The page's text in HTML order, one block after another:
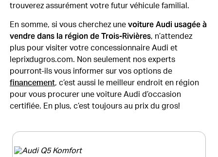
trouverez assurément votre futur véhicule familial.
En somme, si vous cherchez une voiture Audi usagée à
vendre dans la région de Trois-Rivières, n’attendez
plus pour visiter votre concessionnaire Audi et
leprixdugros.com. Non seulement nos experts
pourront-ils vous informer sur vos options de
financement, c’est aussi le meilleur endroit en région
pour vous procurer une voiture Audi d’occasion
certifiée. En plus, c’est toujours au prix du gros!